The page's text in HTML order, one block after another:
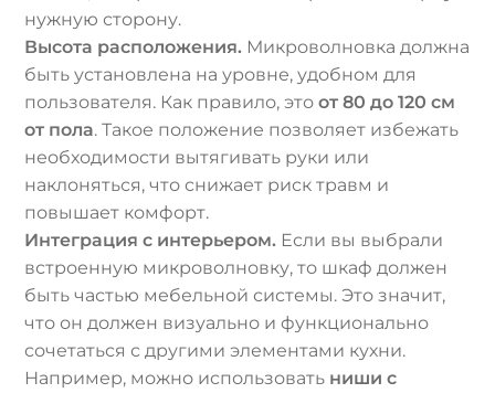
нужную сторону.
Высота расположения. Микроволновка должна
быть установлена на уровне, удобном для
пользователя. Как правило, этоот 80 до 120 см
от пола. Такое положение позволяет избежать
необходимости вытягивать руки или
наклоняться, что снижает риск травм и
повышает комфорт.
Интеграция с интерьером. Если вы выбрали
встроенную микроволновку, то шкаф должен
быть частью мебельной системы. Это значит,
что он должен визуально и функционально
сочетаться с другими элементами кухни.
Например, можно использовать ниши с